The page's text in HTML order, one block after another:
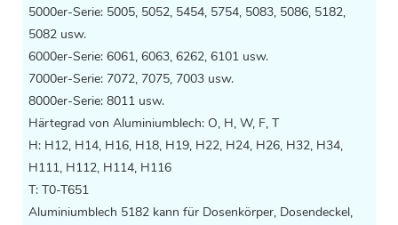
5000er-Serie: 5005, 5052, 5454, 5754, 5083, 5086, 5182,
5082 usw.
6000er-Serie: 6061, 6063, 6262, 6101 usw.
7000er-Serie: 7072, 7075, 7003 usw.
8000er-Serie: 8011 usw.
Härtegrad von Aluminiumblech: O, H, W, F, T
H: H12, H14, H16, H18, H19, H22, H24, H26, H32, H34,
H111, H112, H114, H116
T: T0-T651
Aluminiumblech 5182 kann für Dosenkörper, Dosendeckel,